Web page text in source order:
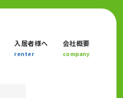
入居者様へ
renter
会社概要
company